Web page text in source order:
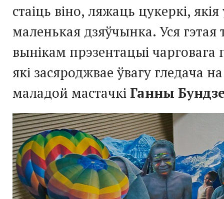
стаіць віно, ляжаць цукеркі,
маленькая дзяўчынка. Уся гэтая
вынікам прэзентацыі чарговага
які засяроджвае ўвагу гледача
маладой мастачкі Ганны